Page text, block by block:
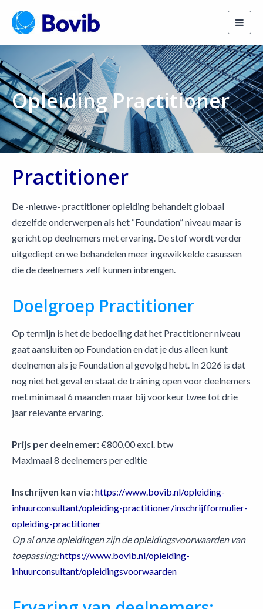
Opleiding Practitioner
Practitioner
De -nieuwe- practitioner opleiding behandelt globaal
dezelfde onderwerpen als het “Foundation” niveau maar is
gericht op deelnemers met ervaring. De stof wordt verder
uitgediept en we behandelen meer ingewikkelde casussen
die de deelnemers zelf kunnen inbrengen.
Doelgroep Practitioner
Op termijn is het de bedoeling dat het Practitioner niveau
gaat aansluiten op Foundation en dat je dus alleen kunt
deelnemen als je Foundation al gevolgd hebt. In 2026 is dat
nog niet het geval en staat de training open voor deelnemers
met minimaal 6 maanden maar bij voorkeur twee tot drie
jaar relevante ervaring.
Prijs per deelnemer:€800,00 excl. btw
Maximaal 8 deelnemers per editie
Inschrijven kan via:​​​​​​​https://www.bovib.nl/opleiding-
inhuurconsultant/opleiding-practitioner/inschrijfformulier-
opleiding-practitioner
Op al onze opleidingen zijn de opleidingsvoorwaarden van
toepassing:https://www.bovib.nl/opleiding-
inhuurconsultant/opleidingsvoorwaarden